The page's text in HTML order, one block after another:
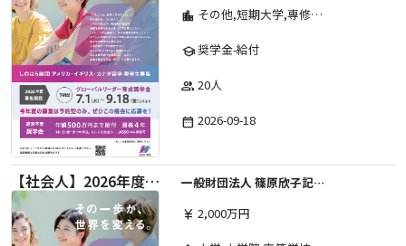
location_city その他,短期大学,専修学校,高等専門学校,高等学校,大学院,大学
school奨学金-給付
group 20人
date_range 2026-09-18
【社会人】2026年度 しのはら財団 アメリカ・イギリス・カナダ英語留学奨学金
一般財団法人 篠原欣子記念財団 (海外留学奨学金グループ)
currency_yen 2,000万円